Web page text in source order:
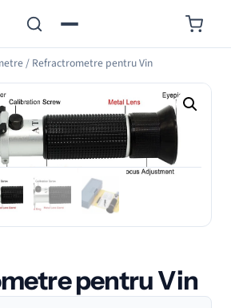
/ Refractrometre pentru Vin
pentru Vin